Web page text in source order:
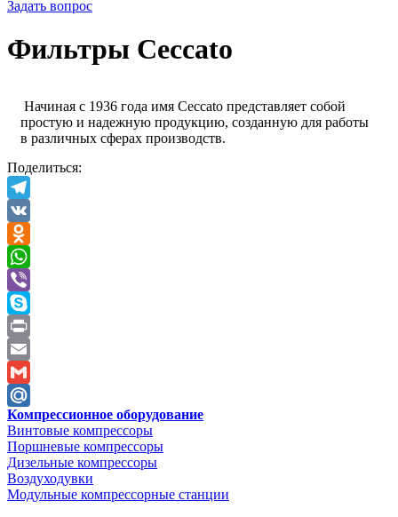
Задать вопрос
Фильтры Ceccato
Начиная с 1936 года имя Ceccato представляет собой
простую и надежную продукцию, созданную для работы
в различных сферах производств.
Поделиться:
Telegram
VK
Odnoklassniki
WhatsApp
Viber
Skype
Print
Email
Gmail
Mail.Ru
Компрессионное оборудование
Винтовые компрессоры
Поршневые компрессоры
Дизельные компрессоры
Воздуходувки
Модульные компрессорные станции